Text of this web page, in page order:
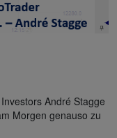
André Stagge
Morgen genauso zu